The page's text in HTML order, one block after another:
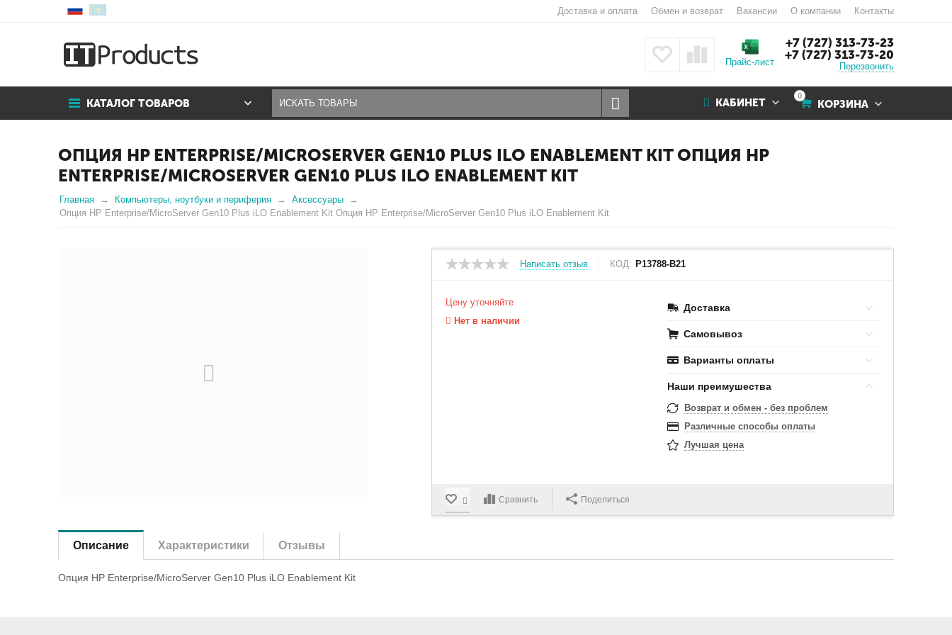
Доставка и оплата Обмен и возврат Вакансии О компании Контакты
+7 (727) 313-73-23
+7 (727) 313-73-20
Перезвонить
Прайс-лист
КАТАЛОГ ТОВАРОВ
0
КОРЗИНА
КАБИНЕТ
ОПЦИЯ HP ENTERPRISE/MICROSERVER GEN10 PLUS ILO ENABLEMENT KIT ОПЦИЯ HP
ENTERPRISE/MICROSERVER GEN10 PLUS ILO ENABLEMENT KIT
Главная Компьютеры, ноутбуки и периферия
Аксессуары
Опция HP Enterprise/MicroServer Gen10 Plus iLO Enablement Kit Опция HP Enterprise/MicroServer Gen10 Plus iLO Enablement Kit
Наведите на картинку для увеличения
Написать отзыв КОД: P13788-B21
Цену уточняйте
Нет в наличии
Доставка
Самовывоз
Варианты оплаты
Наши преимушества
Возврат и обмен - без проблем
Различные способы оплаты
Лучшая цена
Сравнить Поделиться
Описание Характеристики Отзывы
Опция HP Enterprise/MicroServer Gen10 Plus iLO Enablement Kit